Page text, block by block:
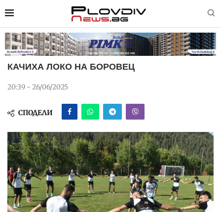
КАЧИХА ЛОКО НА БОРОВЕЦ
20:39 - 26/06/2025
СПОДЕЛИ